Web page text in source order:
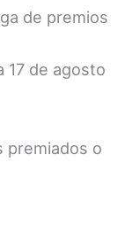
de premios
17 de agosto
premiados o